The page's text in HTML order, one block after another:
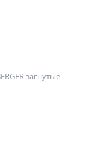
загнутые